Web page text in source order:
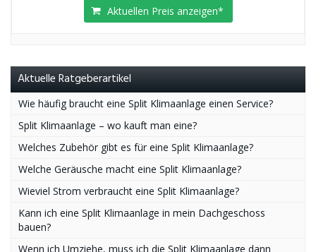
Aktuellen Preis anzeigen*
Aktuelle Ratgeberartikel
Wie häufig braucht eine Split Klimaanlage einen Service?
Split Klimaanlage – wo kauft man eine?
Welches Zubehör gibt es für eine Split Klimaanlage?
Welche Geräusche macht eine Split Klimaanlage?
Wieviel Strom verbraucht eine Split Klimaanlage?
Kann ich eine Split Klimaanlage in mein Dachgeschoss
bauen?
Wenn ich Umziehe, muss ich die Split Klimaanlage dann